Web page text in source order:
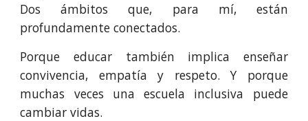
Dos ámbitos que, para mí, están
profundamente conectados.
Porque educar también implica enseñar
convivencia, empatía y respeto.
Y porque
muchas veces una escuela inclusiva puede
cambiar vidas.